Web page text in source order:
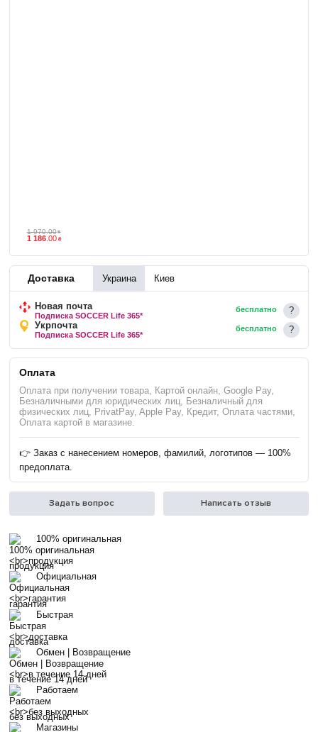
1 970.00 ₴
1 186. 00 ₴
Доставка Украина Киев
Новая почта
Подписка SOCCER Life 365*
бесплатно
Укрпочта
Подписка SOCCER Life 365*
бесплатно
Оплата
Оплата при получении товара, Картой онлайн, Google Pay,
Безналичными для юридических лиц, Безналичный для
физических лиц, PrivatPay, Apple Pay, Кредит, Оплата частями,
Оплата картой в магазине.
👉 Заказ с нанесением номеров, фамилий, логотипов — 100%
предоплата.
Задать вопрос Написать отзыв
100% оригинальная
продукция
Официальная
гарантия
Быстрая
доставка
Обмен | Возвращение
в течение 14 дней
Работаем
без выходных
Магазины